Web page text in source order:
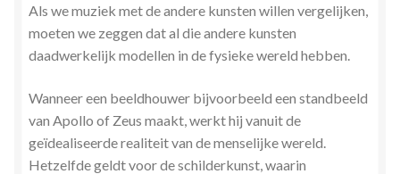
Als we muziek met de andere kunsten willen vergelijken,
moeten we zeggen dat al die andere kunsten
daadwerkelijk modellen in de fysieke wereld hebben.
Wanneer een beeldhouwer bijvoorbeeld een standbeeld
van Apollo of Zeus maakt, werkt hij vanuit de
geïdealiseerde realiteit van de menselijke wereld.
Hetzelfde geldt voor de schilderkunst, waarin